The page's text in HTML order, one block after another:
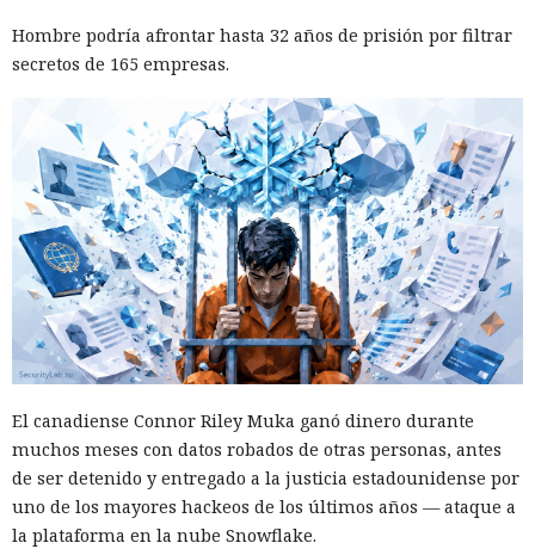
Hombre podría afrontar hasta 32 años de prisión por filtrar
secretos de 165 empresas.
El canadiense Connor Riley Muka ganó dinero durante
muchos meses con datos robados de otras personas, antes
de ser detenido y entregado a la justicia estadounidense por
uno de los mayores hackeos de los últimos años — ataque a
la plataforma en la nube Snowflake.